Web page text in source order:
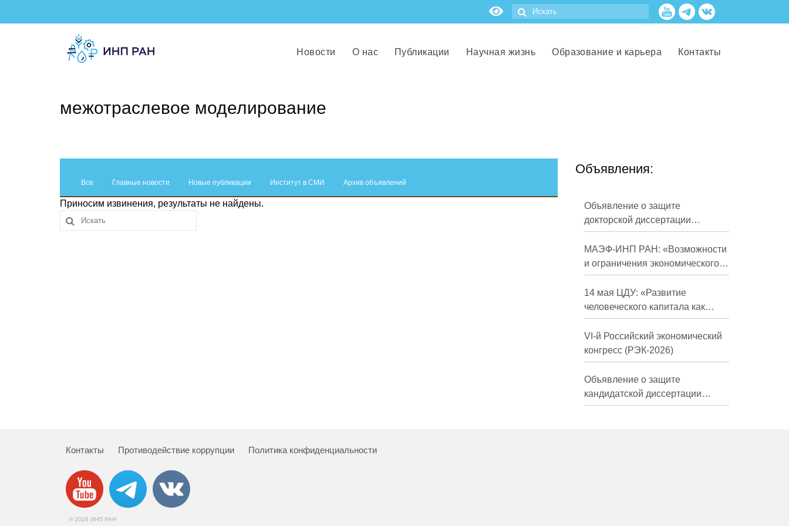
Новости О нас Публикации Научная жизнь Образование и карьера Контакты
межотраслевое моделирование
Все Главные новости Новые публикации Институт в СМИ Архив объявлений
Приносим извинения, результаты не найдены.
Объявления:
Объявление о защите
докторской диссертации
Кузнецова Михаила
Евгеньевича
МАЭФ-ИНП РАН: «Возможности
и ограничения экономического
развития России в средне- и
долгосрочной перспективе»
14 мая ЦДУ: «Развитие
человеческого капитала как
фактор экономического роста»
VI-й Российский экономический
конгресс (РЭК-2026)
Объявление о защите
кандидатской диссертации
Трындиной Николь Сергеевны
Контакты Противодействие коррупции Политика конфиденциальности
© 2026 ИНП РАН